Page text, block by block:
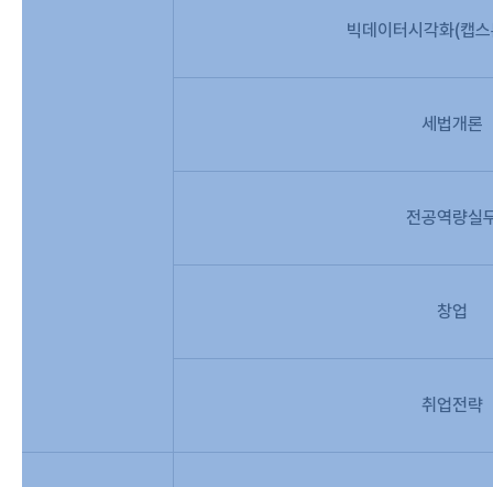
빅데이터시각화(캡
세법개론
전공역량실
창업
취업전략